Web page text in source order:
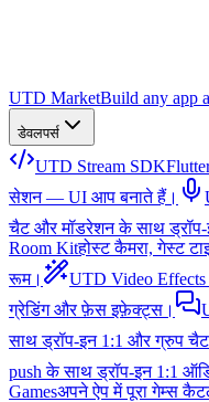
UTD MarketBuild any app
डेवलपर्स
UTD Stream SDK
सेशन — UI आप बनाते हैं।
चैट और मॉडरेशन के साथ
Room Kitहोस्ट कैमरा, गेस्ट
रूम।
UTD Video
ग्रेडिंग और फ़ेस इफ़ेक्ट्स।
साथ ड्रॉप-इन 1:1 और ग्रुप
push के साथ ड्रॉप-इन 1:1
Gamesअपने ऐप में पूरा गेम्स